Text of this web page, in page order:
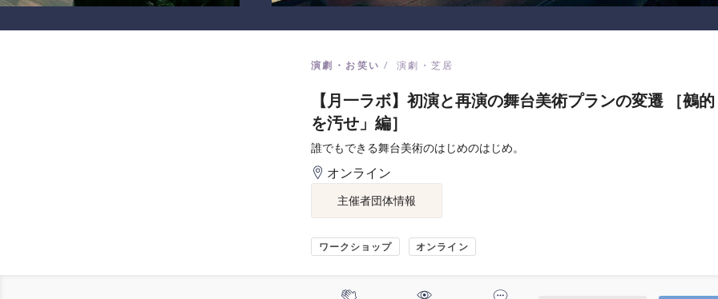
演劇・お笑い 演劇・芝居
【月一ラボ】初演と再演の舞台美術プランの変遷 ［鵺
を汚せ」編］
誰でもできる舞台美術のはじめのはじめ。
オンライン
主催者団体情報
ワークショップ オンライン